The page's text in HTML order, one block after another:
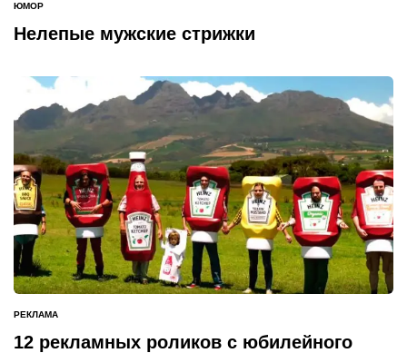
ОПУБЛИКОВАНО
В
ЮМОР
Нелепые мужские стрижки
ОПУБЛИКОВАНО
В
РЕКЛАМА
12 рекламных роликов с юбилейного